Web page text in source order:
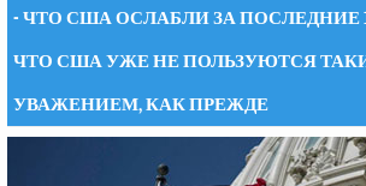
- ЧТО США ОСЛАБЛИ ЗА ПОСЛЕДНИЕ
ЧТО США УЖЕ НЕ ПОЛЬЗУЮТСЯ
УВАЖЕНИЕМ, КАК ПРЕЖДЕ